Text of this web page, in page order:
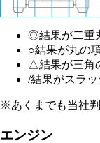
◎結果が二重
○結果が丸の
△結果が三角
/結果がスラッ
※あくまでも当社
エンジン